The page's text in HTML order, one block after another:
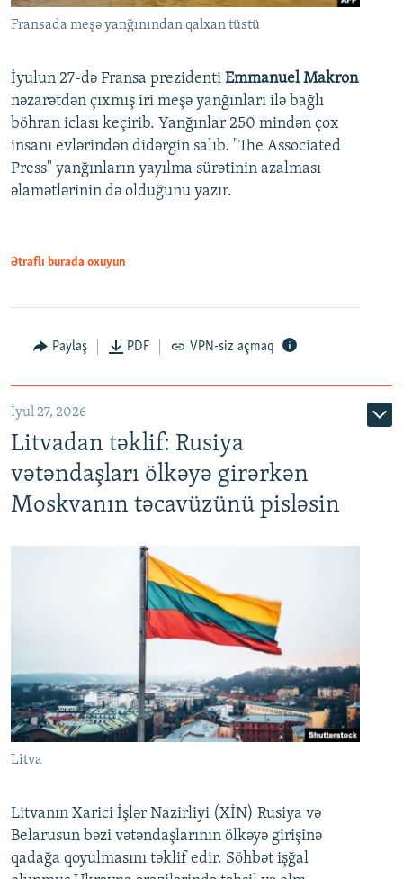
Fransada meşə yanğınından qalxan tüstü
İyulun 27-də Fransa prezidenti Emmanuel Makron
nəzarətdən çıxmış iri meşə yanğınları ilə bağlı
böhran iclası keçirib. Yanğınlar 250 mindən çox
insanı evlərindən didərgin salıb. "The Associated
Press" yanğınların yayılma sürətinin azalması
əlamətlərinin də olduğunu yazır.
Ətraflı burada oxuyun
Paylaş PDF VPN-siz açmaq
İyul 27, 2026
Litvadan təklif: Rusiya
vətəndaşları ölkəyə girərkən
Moskvanın təcavüzünü pisləsin
Litva
Litvanın Xarici İşlər Nazirliyi (XİN) Rusiya və
Belarusun bəzi vətəndaşlarının ölkəyə girişinə
qadağa qoyulmasını təklif edir. Söhbət işğal